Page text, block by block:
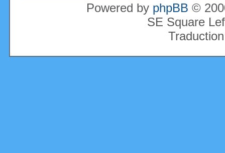
Powered by phpBB ©
SE Square